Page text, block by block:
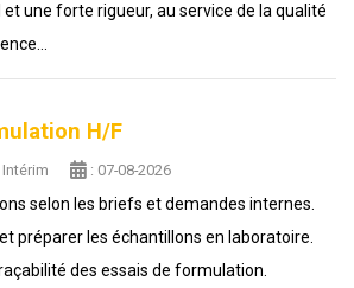
une forte rigueur, au service de la qualité
H/F
Intérim : 07-08-2026
selon les briefs et demandes internes.
préparer les échantillons en laboratoire.
des essais de formulation.